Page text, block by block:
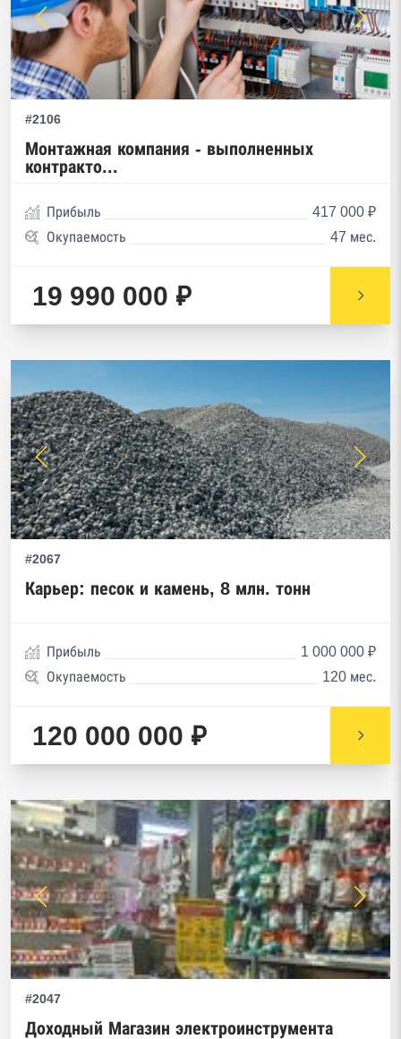
#2106
Монтажная компания - выполненных
контракто...
Прибыль
417 000 ₽
Окупаемость
47 мес.
19 990 000 ₽
#2067
Карьер: песок и камень, 8 млн. тонн
Прибыль
1 000 000 ₽
Окупаемость
120 мес.
120 000 000 ₽
#2047
Доходный Магазин электроинструмента